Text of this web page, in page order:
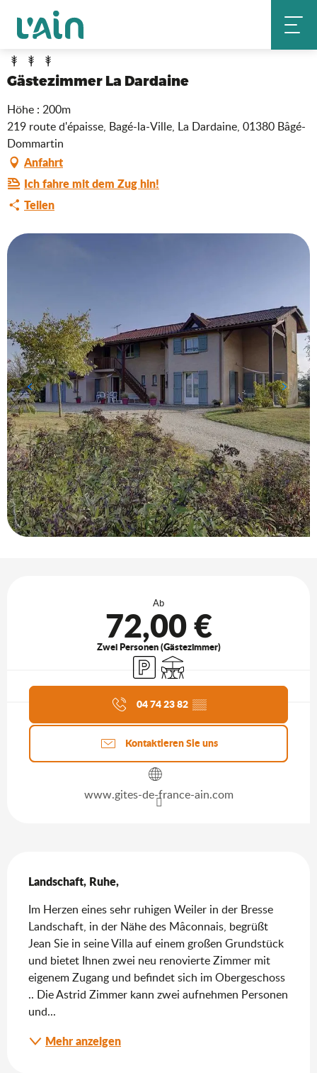
contenu
principal
Startseite
Gästezimmer La Dardaine
Höhe : 200m
219 route d'épaisse, Bagé-la-Ville, La Dardaine, 01380 Bâgé-
Dommartin
Anfahrt
Ich fahre mit dem Zug hin!
Teilen
Ab
72,00 €
Zwei Personen (Gästezimmer)
ParkplatzTerrasse
Aktuelle Agenda
04 74 23 82 ▒▒
Kontaktieren Sie uns
www.gites-de-france-ain.com
Landschaft, Ruhe,
Im Herzen eines sehr ruhigen Weiler in der Bresse
Landschaft, in der Nähe des Mâconnais, begrüßt
Jean Sie in seine Villa auf einem großen Grundstück
und bietet Ihnen zwei neu renovierte Zimmer mit
eigenem Zugang und befindet sich im Obergeschoss
.. Die Astrid Zimmer kann zwei aufnehmen Personen
und...
Mehr anzeigen